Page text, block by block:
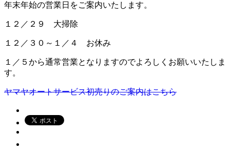
年末年始の営業日をご案内いたします。
１２／２９ 大掃除
１２／３０～１／４ お休み
１／５から通常営業となりますのでよろしくお願いいたしま
す。
ヤマヤオートサービス初売りのご案内はこちら